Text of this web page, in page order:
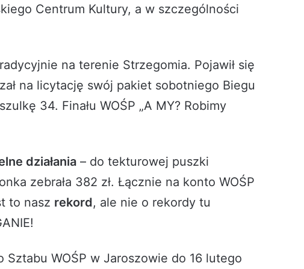
Centrum Kultury, a w szczególności
na terenie Strzegomia. Pojawił się
na licytację swój pakiet sobotniego Biegu
34. Finału WOŚP „A MY? Robimy
działania – do tekturowej puszki
zebrała 382 zł. Łącznie na konto WOŚP
to nasz rekord, ale nie o rekordy tu
WOŚP w Jaroszowie do 16 lutego